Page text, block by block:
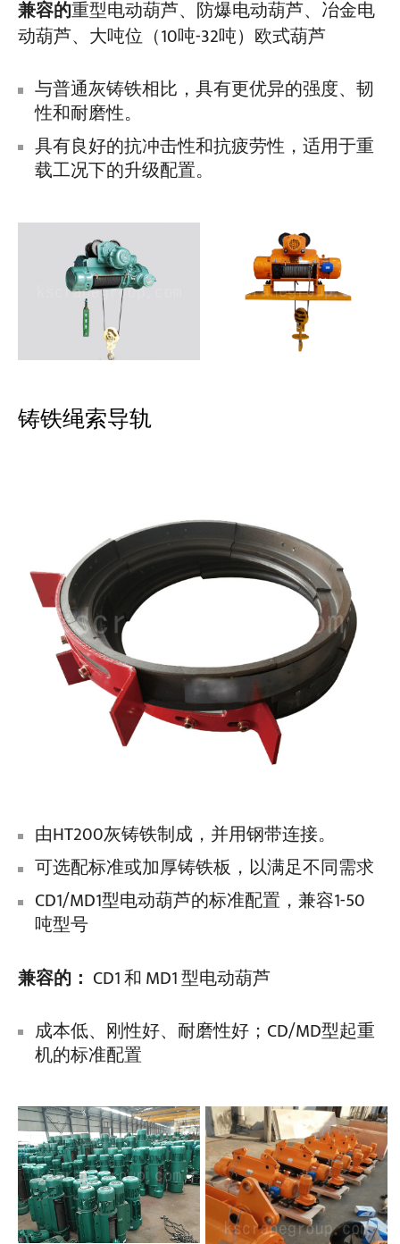
兼容的重型电动葫芦、防爆电动葫芦、冶金电
动葫芦、大吨位（10吨-32吨）欧式葫芦
与普通灰铸铁相比，具有更优异的强度、韧
性和耐磨性。
具有良好的抗冲击性和抗疲劳性，适用于重
载工况下的升级配置。
铸铁绳索导轨
由HT200灰铸铁制成，并用钢带连接。
可选配标准或加厚铸铁板，以满足不同需求
CD1/MD1型电动葫芦的标准配置，兼容1-50
吨型号
兼容的： CD1 和 MD1 型电动葫芦
成本低、刚性好、耐磨性好；CD/MD型起重
机的标准配置